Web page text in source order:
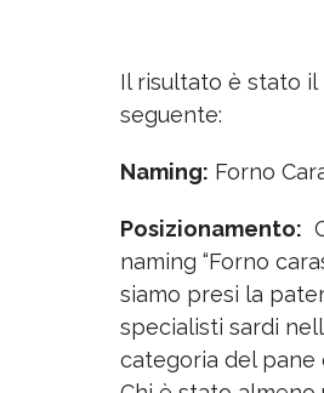
Il risultato è stato il
seguente:
Naming: Forno
Posizionamento:
naming “Forno
siamo presi la
specialisti sardi
categoria del pane